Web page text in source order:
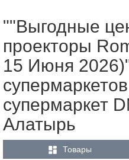
""Выгодные
проекторы
15 Июня
супермаркет
Алатырь
 Товары